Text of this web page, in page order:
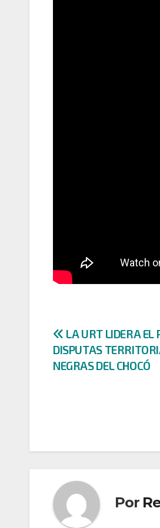
Navegación
de
LA URT LIDERA EL
DISPUTAS
NEGRAS DEL CHOCÓ
Por